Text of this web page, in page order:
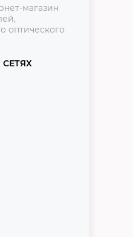
магазин
оптического